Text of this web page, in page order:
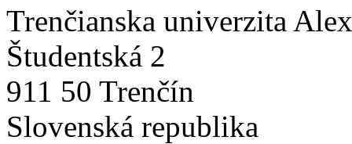
Trenčianska univerzita
Študentská 2
911 50 Trenčín
Slovenská republika